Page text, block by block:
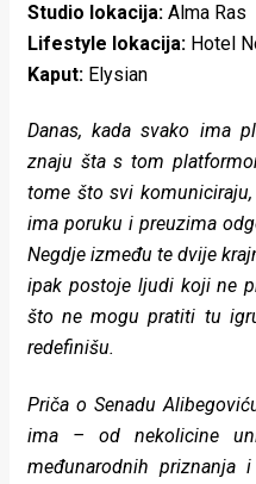
pokretu
Ideje
koje
rade
Urban
Places
Aktivizam
Promo
About
Studio lokacija: Alma Ras
Lifestyle lokacija: Hotel
Kaput: Elysian
Danas, kada svako ima
znaju šta s tom
tome što svi
ima poruku i preuzima
Negdje između te dvije
ipak postoje ljudi koji ne
što ne mogu pratiti tu
redefinišu.
Priča o Senadu
ima – od nekolicine
međunarodnih priznanja